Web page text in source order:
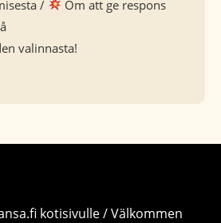
/
Om att ge respons
valinnasta!
kotisivulle / Välkommen